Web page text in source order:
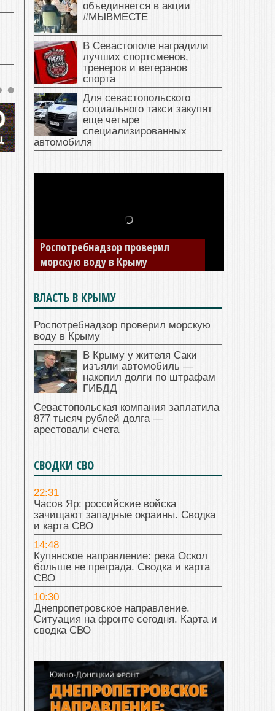
объединяется в акции
#МЫВМЕСТЕ
В Севастополе наградили
лучших спортсменов,
тренеров и ветеранов
спорта
Для севастопольского
социального такси закупят
еще четыре
специализированных
автомобиля
Роспотребнадзор проверил
морскую воду в Крыму
автомобиль — накопил долги по
штрафам ГИБДД
ВЛАСТЬ В КРЫМУ
Роспотребнадзор проверил морскую
воду в Крыму
В Крыму у жителя Саки
изъяли автомобиль —
накопил долги по штрафам
ГИБДД
Севастопольская компания заплатила
877 тысяч рублей долга —
арестовали счета
СВОДКИ СВО
22:31
Часов Яр: российские войска
зачищают западные окраины. Сводка
и карта СВО
14:48
Купянское направление: река Оскол
больше не преграда. Сводка и карта
СВО
10:30
Днепропетровское направление.
Ситуация на фронте сегодня. Карта и
сводка СВО